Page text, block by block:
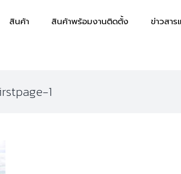
สินค้า สินค้าพร้อมงานติดตั้ง ข่าวสา
1